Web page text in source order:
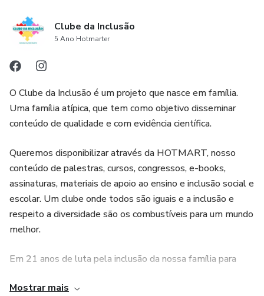
Clube da Inclusão
5 Ano Hotmarter
O Clube da Inclusão é um projeto que nasce em família.
Uma família atípica, que tem como objetivo disseminar
conteúdo de qualidade e com evidência científica.
Queremos disponibilizar através da HOTMART, nosso
conteúdo de palestras, cursos, congressos, e-books,
assinaturas, materiais de apoio ao ensino e inclusão social e
escolar. Um clube onde todos são iguais e a inclusão e
respeito a diversidade são os combustíveis para um mundo
melhor.
Em 21 anos de luta pela inclusão da nossa família para
pudemos perceber que a inclusão não é somente um
Mostrar mais